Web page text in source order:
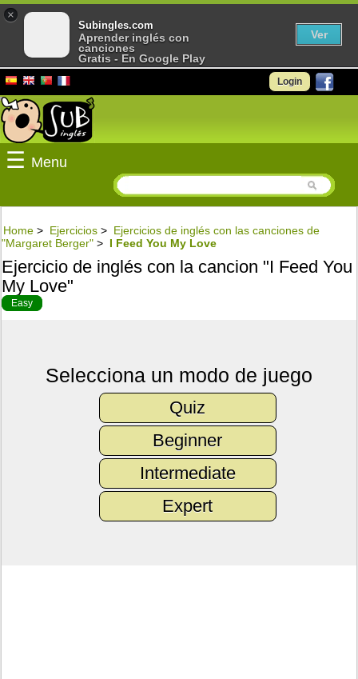
Login
☰ Menu
Home > Ejercicios > Ejercicios de inglés con las canciones de
"Margaret Berger" > I Feed You My Love
Ejercicio de inglés con la cancion "I Feed You
My Love"
Easy
Selecciona un modo de juego
Quiz
Beginner
Intermediate
Expert
×
Subingles.com
Aprender inglés con
canciones
Gratis - En Google Play
Ver